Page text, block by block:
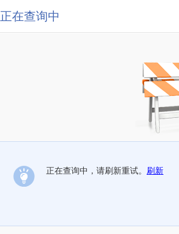
正在查询中
正在查询中，请刷新重试。 刷新